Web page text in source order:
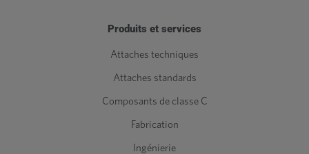
Produits et services
Attaches techniques
Attaches standards
Composants de classe C
Fabrication
Ingénierie